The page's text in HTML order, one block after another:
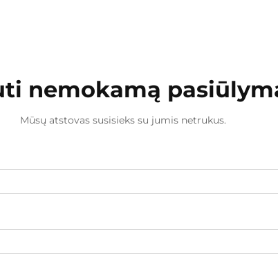
nemokamą
Mūsų atstovas susisieks su jumis netrukus.